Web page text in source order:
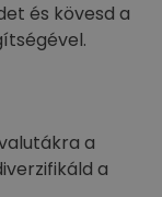
és kövesd a
a
a